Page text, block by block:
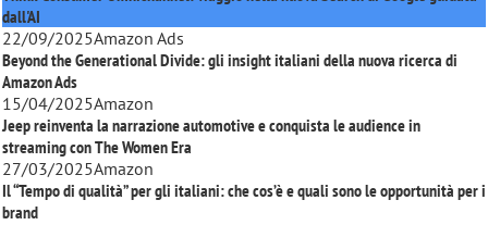
dall'AI
22/09/2025Amazon Ads
Beyond the Generational Divide: gli insight italiani della nuova ricerca di
Amazon Ads
15/04/2025Amazon
Jeep reinventa la narrazione automotive e conquista le audience in
streaming conThe Women Era
27/03/2025Amazon
Il “Tempo di qualità” per gli italiani: che cos’è e quali sono le opportunità per i
brand